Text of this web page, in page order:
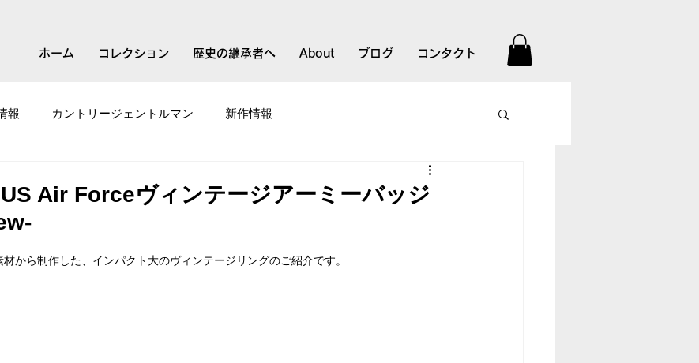
ホーム コレクション 歴史の継承者へ About ブログ コンタクト
報 カントリージェントルマン 新作情報
Air Forceヴィンテージアーミーバッジ
から制作した、インパクト大のヴィンテージリングのご紹介です。